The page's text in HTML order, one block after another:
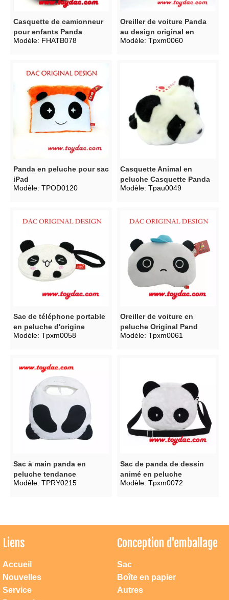
Casquette de camionneur
pour enfants Panda
Cartoon
Modèle: FHATB078
Oreiller de voiture Panda
au design original en
peluche
Modèle: Tpxm0060
Panda en peluche pour sac
iPad
Modèle: TPOD0120
Casquette Animal en
peluche Casquette Panda
Modèle: Tpau0049
Sac de téléphone portable
en peluche d'origine
Modèle: Tpxm0058
Oreiller de voiture en
peluche Original Pand
Modèle: Tpxm0061
Sac à main panda en
peluche tendance
Modèle: TPRY0215
Sac de panda de dessin
animé en peluche
Modèle: Tpxm0072
Liens
Accueil
Nouvelles
Service
Conception d'emballage
Sac
Boîte en papier
Autres